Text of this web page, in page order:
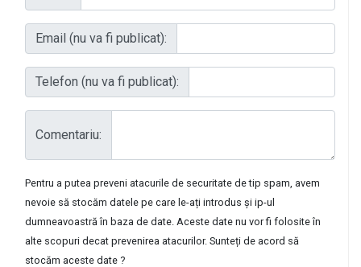
Email (nu va fi publicat):
Telefon (nu va fi publicat):
Comentariu:
Pentru a putea preveni atacurile de securitate de tip spam, avem
nevoie să stocăm datele pe care le-ați introdus și ip-ul
dumneavoastră în baza de date. Aceste date nu vor fi folosite în
alte scopuri decat prevenirea atacurilor. Sunteți de acord să
stocăm aceste date ?